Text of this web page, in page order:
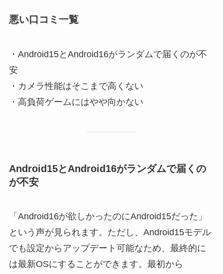
悪い口コミ一覧
・Android15とAndroid16がランダムで届くのが不
安
・カメラ性能はそこまで高くない
・高負荷ゲームにはやや向かない
Android15とAndroid16がランダムで届くの
が不安
「Android16が欲しかったのにAndroid15だった」
という声が見られます。ただし、Android15モデル
でも設定からアップデート可能なため、最終的に
は最新OSにすることができます。最初から